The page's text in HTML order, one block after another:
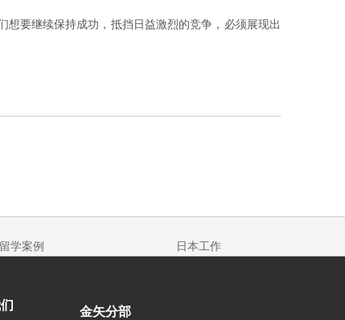
想要继续保持成功，抵挡日益激烈的竞争，必须展现出
留学案例 日本工作
金矢分部